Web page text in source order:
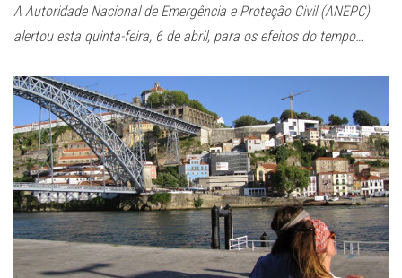
A Autoridade Nacional de Emergência e Proteção Civil (ANEPC)
alertou esta quinta-feira, 6 de abril, para os efeitos do tempo…